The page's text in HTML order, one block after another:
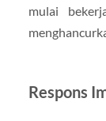
mulai
Respons